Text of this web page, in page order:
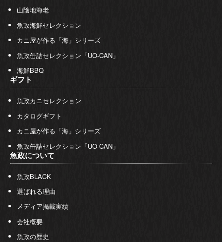
山陰地海老
魚政海鮮セレクション
カニ屋が作る「海」シリーズ
魚政缶詰セレクション「UO-CAN」
海鮮BBQ
ギフト
魚政カニセレクション
カタログギフト
カニ屋が作る「海」シリーズ
魚政缶詰セレクション「UO-CAN」
魚政について
魚政BLACK
選ばれる理由
メディア掲載実績
会社概要
魚政の歴史